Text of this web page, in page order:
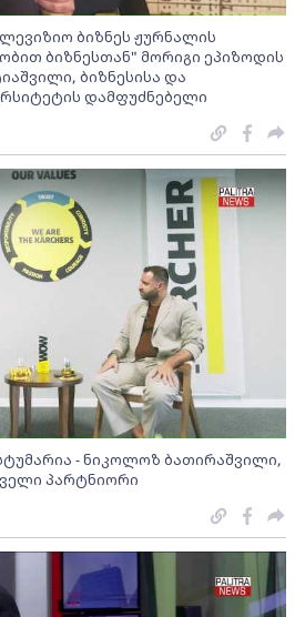
ბიზნეს ჟურნალის
ბიზნესთან" მორიგი ეპიზოდის
ბიზნესისა და
დამფუძნებელი
- ნიკოლოზ ბათირაშვილი,
პარტნიორი